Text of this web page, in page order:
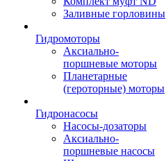
Заливные горловины
Гидромоторы
Аксиально-
поршневые моторы
Планетарные
(героторные) моторы
Гидронасосы
Насосы-дозаторы
Аксиально-
поршневые насосы